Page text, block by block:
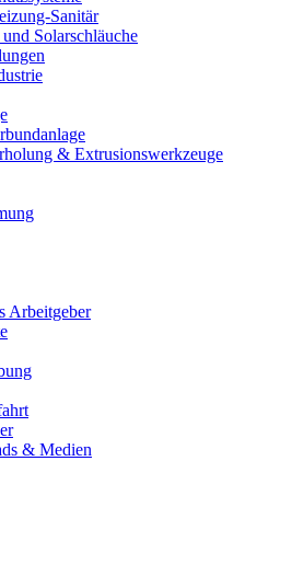
Sanitär
Solarschläuche
& Extrusionswerkzeuge
Arbeitgeber
& Medien